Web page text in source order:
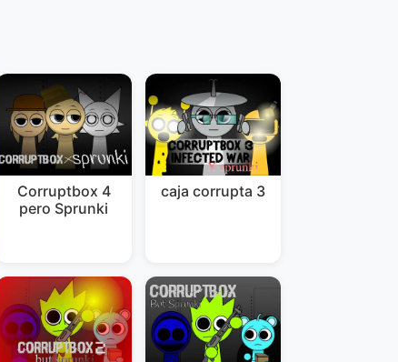
Corruptbox 4
pero Sprunki
caja corrupta 3